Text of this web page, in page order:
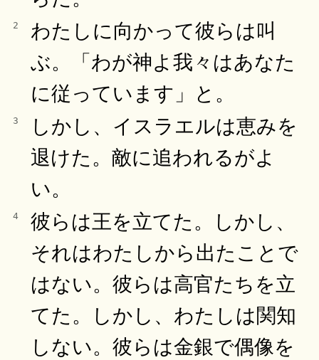
2
わたしに向かって彼らは叫
ぶ。「わが神よ我々はあなた
に従っています」と。
3
しかし、イスラエルは恵みを
退けた。敵に追われるがよ
い。
4
彼らは王を立てた。しかし、
それはわたしから出たことで
はない。彼らは高官たちを立
てた。しかし、わたしは関知
しない。彼らは金銀で偶像を